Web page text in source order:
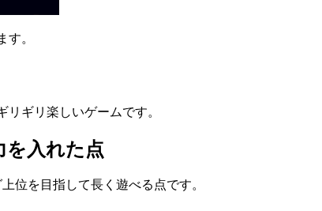
す。
リギリ楽しいゲームです。
を入れた点
位を目指して長く遊べる点です。